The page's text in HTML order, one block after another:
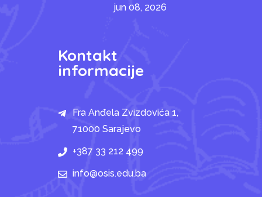
jun 08, 2026
Kontakt
informacije
Fra Anđela Zvizdovića 1,
71000 Sarajevo
+387 33 212 499
info@osis.edu.ba